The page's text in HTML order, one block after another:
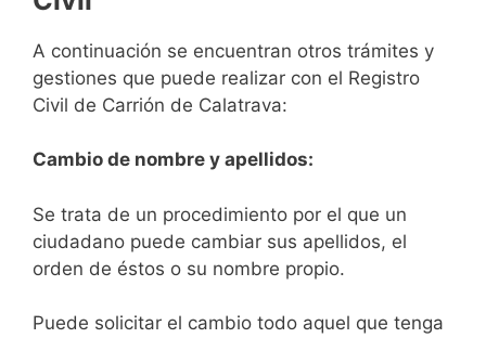
A continuación se encuentran otros trámites y
gestiones que puede realizar con el Registro
Civil de Carrión de Calatrava:
Cambio de nombre y apellidos:
Se trata de un procedimiento por el que un
ciudadano puede cambiar sus apellidos, el
orden de éstos o su nombre propio.
Puede solicitar el cambio todo aquel que tenga